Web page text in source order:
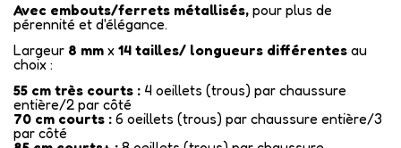
Avec embouts/ferrets métallisés, pour plus de
pérennité et d'élégance.
Largeur 8 mm x 14 tailles/ longueurs différentes au
choix :
55 cm très courts : 4 oeillets (trous) par chaussure
entière/2 par côté
70 cm courts : 6 oeillets (trous) par chaussure entière/3
par côté